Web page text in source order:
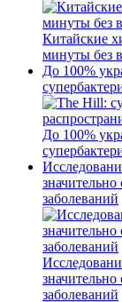
Китайские
минуты без
До 100%
До 100%
заболеваний
заболеваний